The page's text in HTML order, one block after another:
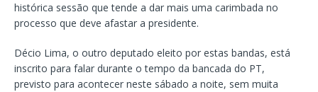
histórica sessão que tende a dar mais uma carimbada no
processo que deve afastar a presidente.
Décio Lima, o outro deputado eleito por estas bandas, está
inscrito para falar durante o tempo da bancada do PT,
previsto para acontecer neste sábado a noite, sem muita